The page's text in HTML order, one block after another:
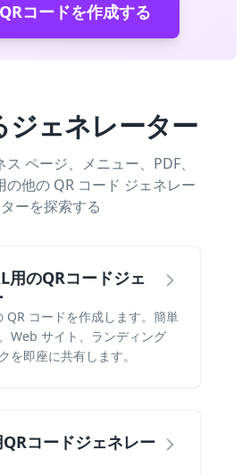
コードを作成する
ジェネレーター
ページ、メニュー、PDF、
の他の QR コード ジェネレー
ターを探索する
用のQRコードジェ
QR コードを作成します。簡単
Web サイト、ランディング
を即座に共有します。
コードジェネレー